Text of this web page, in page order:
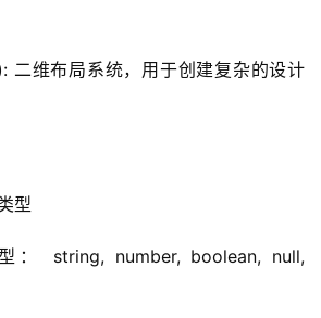
二维布局系统，用于创建复杂的设计
型
： string, number, boolean, null,